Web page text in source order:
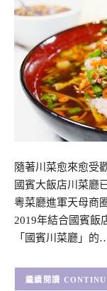
隨著川菜愈來愈受
國賓大飯店川菜廳
粵菜廳進軍天母商
2019年結合國賓飯
「國賓川菜廳」的